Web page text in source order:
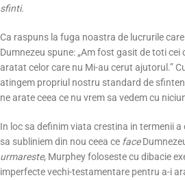
sfinti.
Ca raspuns la fuga noastra de lucrurile
Dumnezeu spune: „Am fost gasit de toti
aratat celor care nu Mi-au cerut ajutorul.”
atingem propriul nostru standard de
ne arate ceea ce nu vrem sa vedem cu
In loc sa definim viata crestina in termenii a
sa subliniem din nou ceea ce face
urmareste, Murphey foloseste cu dibacie
imperfecte vechi-testamentare pentru a-i